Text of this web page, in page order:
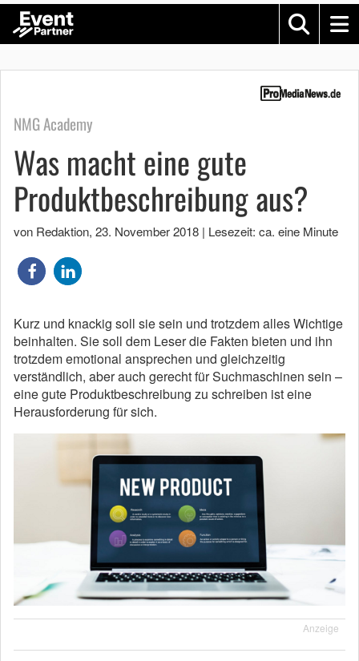
NMG Academy
Was macht eine gute
Produktbeschreibung aus?
von Redaktion, 23. November 2018 | Lesezeit: ca. eine Minute
Kurz und knackig soll sie sein und trotzdem alles Wichtige
beinhalten. Sie soll dem Leser die Fakten bieten und ihn
trotzdem emotional ansprechen und gleichzeitig
verständlich, aber auch gerecht für Suchmaschinen sein –
eine gute Produktbeschreibung zu schreiben ist eine
Herausforderung für sich.
Anzeige